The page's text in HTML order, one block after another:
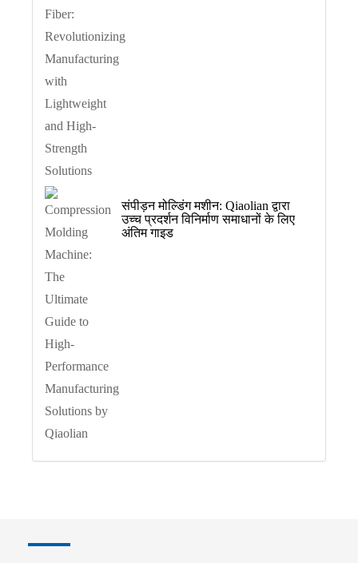
संपीड़न मोल्डिंग मशीन: Qiaolian द्वारा
उच्च प्रदर्शन विनिर्माण समाधानों के लिए
अंतिम गाइड